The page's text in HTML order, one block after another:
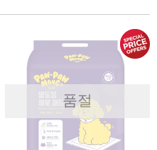
품절